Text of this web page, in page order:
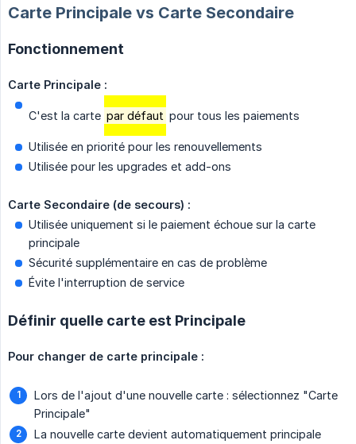
Carte Principale vs Carte Secondaire
Fonctionnement
Carte Principale :
C'est la carte par défaut pour tous les paiements
Utilisée en priorité pour les renouvellements
Utilisée pour les upgrades et add-ons
Carte Secondaire (de secours) :
Utilisée uniquement si le paiement échoue sur la carte
principale
Sécurité supplémentaire en cas de problème
Évite l'interruption de service
Définir quelle carte est Principale
Pour changer de carte principale :
Lors de l'ajout d'une nouvelle carte : sélectionnez "Carte
Principale"
La nouvelle carte devient automatiquement principale